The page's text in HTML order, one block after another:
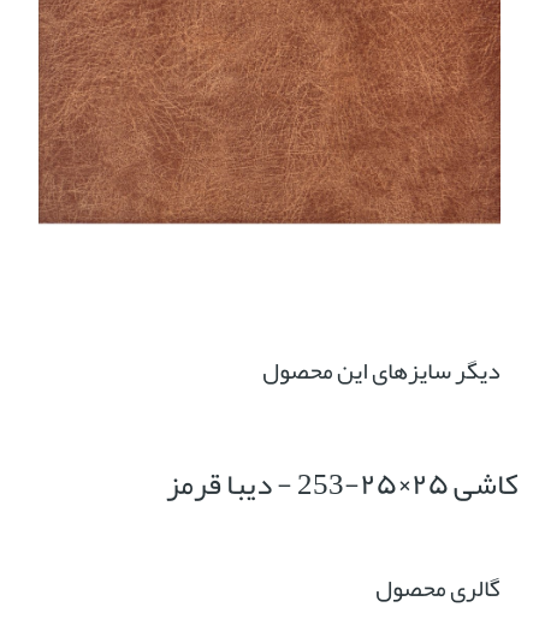
کاشی ۲۵×۲۵-253 - دیبا قرمز
دیگر سایزهای این محصول
گالری محصول